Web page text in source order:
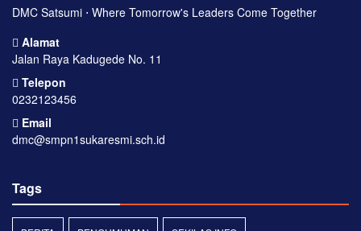
DMC Satsumi ⋅ Where Tomorrow's Leaders Come Together
Alamat
Jalan Raya Kadugede No. 11
Telepon
0232123456
Email
dmc@smpn1sukaresmi.sch.id
Tags